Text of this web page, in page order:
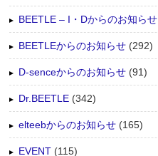
BEETLE – I・Dからのお知らせ
BEETLEからのお知らせ (292)
D-senceからのお知らせ (91)
Dr.BEETLE (342)
elteebからのお知らせ (165)
EVENT (115)